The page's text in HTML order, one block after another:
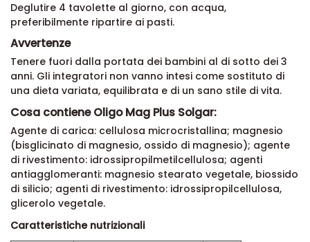
Deglutire 4 tavolette al giorno, con acqua,
preferibilmente ripartire ai pasti.
Avvertenze
Tenere fuori dalla portata dei bambini al di sotto dei 3
anni. Gli integratori non vanno intesi come sostituto di
una dieta variata, equilibrata e di un sano stile di vita.
Cosa contiene Oligo Mag Plus Solgar:
Agente di carica: cellulosa microcristallina; magnesio
(bisglicinato di magnesio, ossido di magnesio); agente
di rivestimento: idrossipropilmetilcellulosa; agenti
antiagglomeranti: magnesio stearato vegetale, biossido
di silicio; agenti di rivestimento: idrossipropilcellulosa,
glicerolo vegetale.
Caratteristiche nutrizionali